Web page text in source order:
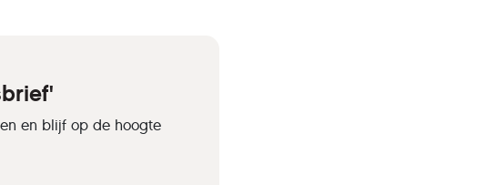
en blijf op de hoogte